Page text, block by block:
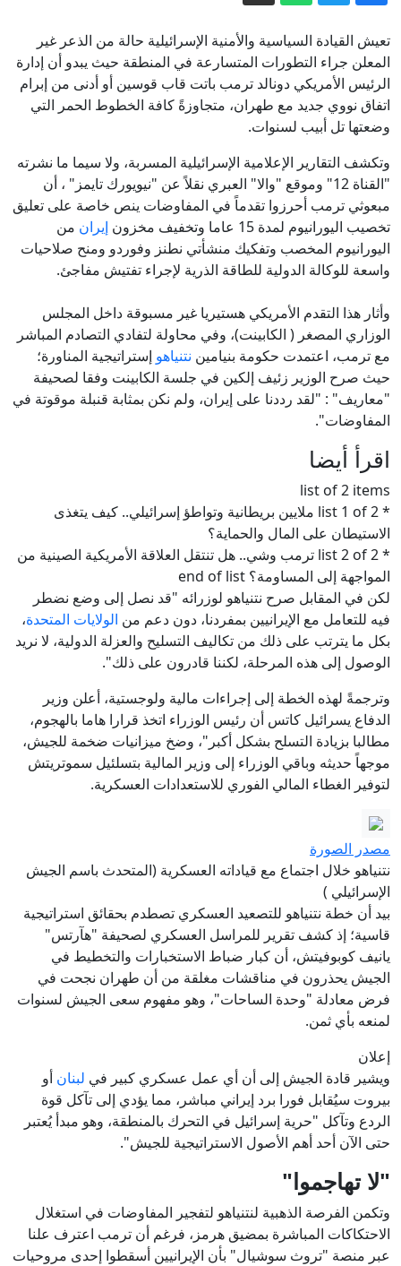
غارات إسرائيلية على جنوب لبنان
فوضى باسم الأمن.. البصمة البيومترية
تشل مطارات أوروبا
"نيويورك تايمز": الاستخبارات المركزية
الأمريكية تنشئ فرقة سرية لـ"نخر" كوبا
من الداخل
مقتل جنديين إسرائيليين وإصابة 4 في
جنوب لبنان
محكمة أبوظبي الاتحادية الاستئنافية تؤجل
قضية "العتاد العسكري للسودان" إلى 12
تعيش القيادة السياسية والأمنية الإسرائيلية حالة من الذعر غير
المعلن جراء التطورات المتسارعة في المنطقة حيث يبدو أن إدارة
الرئيس الأمريكي دونالد ترمب باتت قاب قوسين أو أدنى من إبرام
اتفاق نووي جديد مع طهران، متجاوزةً كافة الخطوط الحمر التي
وضعتها تل أبيب لسنوات.
وتكشف التقارير الإعلامية الإسرائيلية المسربة، ولا سيما ما نشرته
"القناة 12" وموقع "والا" العبري نقلاً عن "نيويورك تايمز" ، أن
مبعوثي ترمب أحرزوا تقدماً في المفاوضات ينص خاصة على تعليق
تخصيب اليورانيوم لمدة 15 عاما وتخفيف مخزون
إيران من
اليورانيوم المخصب وتفكيك منشأتي نطنز وفوردو ومنح صلاحيات
واسعة للوكالة الدولية للطاقة الذرية لإجراء تفتيش مفاجئ.
وأثار هذا التقدم الأمريكي هستيريا غير مسبوقة داخل المجلس
الوزاري المصغر ( الكابينت)، وفي محاولة لتفادي التصادم المباشر
مع ترمب، اعتمدت حكومة بنيامين نتنياهو إستراتيجية المناورة؛
حيث صرح الوزير زئيف إلكين في جلسة الكابينت وفقا لصحيفة
"معاريف" : "لقد رددنا على إيران، ولم نكن بمثابة قنبلة موقوتة في
المفاوضات".
اقرأ أيضا
list of 2 items
* list 1 of 2 ملايين بريطانية وتواطؤ إسرائيلي.. كيف يتغذى
الاستيطان على المال والحماية؟
* list 2 of 2 ترمب وشي.. هل تنتقل العلاقة الأمريكية الصينية من
المواجهة إلى المساومة؟ end of list
لكن في المقابل صرح نتنياهو لوزرائه "قد نصل إلى وضع نضطر
فيه للتعامل مع الإيرانيين بمفردنا، دون دعم من الولايات المتحدة،
بكل ما يترتب على ذلك من تكاليف التسليح والعزلة الدولية، لا نريد
الوصول إلى هذه المرحلة، لكننا قادرون على ذلك".
وترجمةً لهذه الخطة إلى إجراءات مالية ولوجستية، أعلن وزير
الدفاع يسرائيل كاتس أن رئيس الوزراء اتخذ قرارا هاما بالهجوم،
مطالبا بزيادة التسلح بشكل أكبر"، وضخ ميزانيات ضخمة للجيش،
موجهاً حديثه وباقي الوزراء إلى وزير المالية بتسلئيل سموتريتش
لتوفير الغطاء المالي الفوري للاستعدادات العسكرية.
مصدر الصورة
نتنياهو خلال اجتماع مع قياداته العسكرية (المتحدث باسم الجيش
الإسرائيلي )
بيد أن خطة نتنياهو للتصعيد العسكري تصطدم بحقائق استراتيجية
قاسية؛ إذ كشف تقرير للمراسل العسكري لصحيفة "هآرتس"
يانيف كوبوفيتش، أن كبار ضباط الاستخبارات والتخطيط في
الجيش يحذرون في مناقشات مغلقة من أن طهران نجحت في
فرض معادلة "وحدة الساحات"، وهو مفهوم سعى الجيش لسنوات
لمنعه بأي ثمن.
إعلان
ويشير قادة الجيش إلى أن أي عمل عسكري كبير في لبنان أو
بيروت سيُقابل فورا برد إيراني مباشر، مما يؤدي إلى تآكل قوة
الردع وتآكل "حرية إسرائيل في التحرك بالمنطقة، وهو مبدأ يُعتبر
حتى الآن أحد أهم الأصول الاستراتيجية للجيش".
"لا تهاجموا"
وتكمن الفرصة الذهبية لنتنياهو لتفجير المفاوضات في استغلال
الاحتكاكات المباشرة بمضيق هرمز، فرغم أن ترمب اعترف علنا
عبر منصة "تروث سوشيال" بأن الإيرانيين أسقطوا إحدى مروحيات